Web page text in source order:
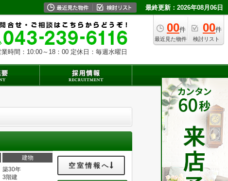
最終更新：2026年08月06日
00件
最近見た物件
00件
検討リスト
業時間：10:00～18：00 定休日：毎週水曜日
建物
築30年
3階建
空室情報へ